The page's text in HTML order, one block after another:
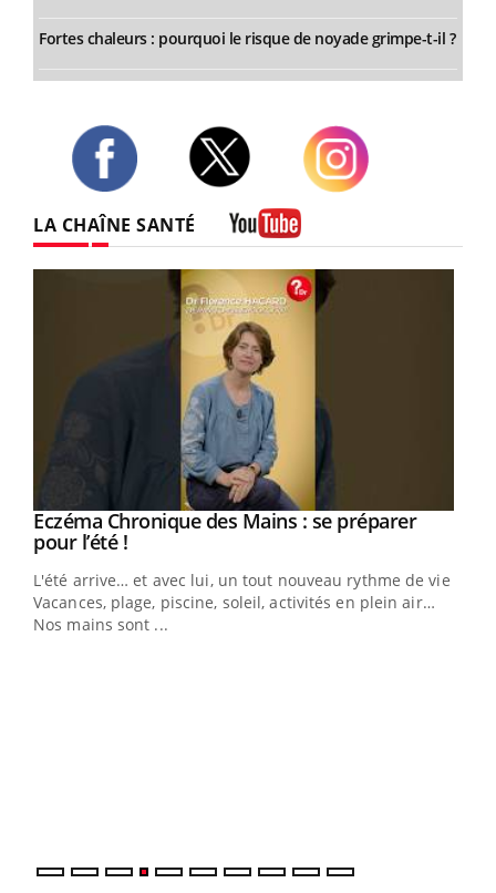
Fortes chaleurs : pourquoi le risque de noyade grimpe-t-il ?
LA CHAÎNE SANTÉ
Youtube
Eczéma Chronique des Mains : se préparer
pour l’été !Youtube
L'été arrive… et avec lui, un tout nouveau rythme de vie !
Vacances, plage, piscine, soleil, activités en plein air…
Nos mains sont ...